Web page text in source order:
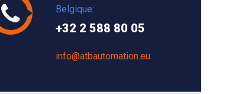
Belgique:
+32 2 588 80 05
info@atbautomation.eu